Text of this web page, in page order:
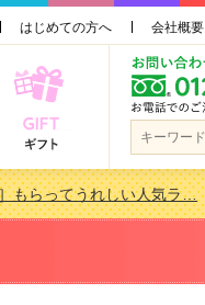
はじめての方へ 会社概要
もらってうれしい人気ラ…
しました！